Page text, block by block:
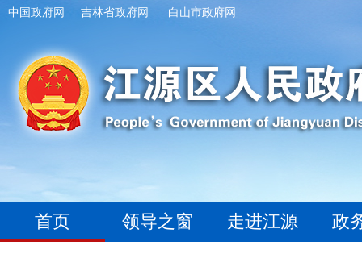
中国政府网 吉林省政府网 白山市政府网
首页 领导之窗 走进江源 政